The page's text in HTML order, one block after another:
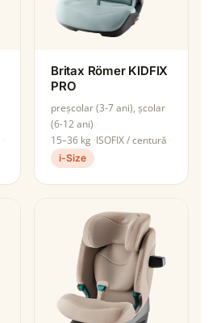
Britax Römer KIDFIX
PRO
preșcolar (3-7 ani), școlar
(6-12 ani)
15–36 kg ISOFIX / centură
i-Size